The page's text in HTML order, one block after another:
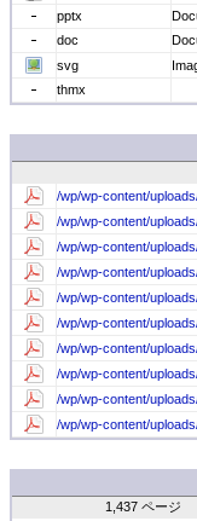
pptx
doc
svg
thmx
/wp/wp-content/
/wp/wp-content/
/wp/wp-content/
/wp/wp-content/
/wp/wp-content/
/wp/wp-content/
/wp/wp-content/
/wp/wp-content/
/wp/wp-content/
/wp/wp-content/
1,437 ページ